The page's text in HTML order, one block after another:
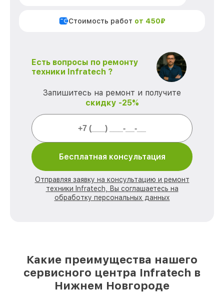
Стоимость работ от 450₽
Есть вопросы по ремонту
техники Infratech ?
Запишитесь на ремонт и получите
скидку -25%
Бесплатная консультация
Отправляя заявку на консультацию и ремонт
техники Infratech, Вы соглашаетесь на
обработку персональных данных
Какие преимущества нашего
сервисного центра Infratech в
Нижнем Новгороде